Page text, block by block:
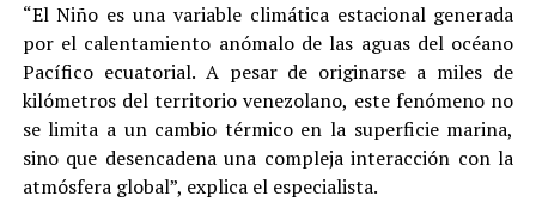
“El Niño es una variable climática estacional generada
por el calentamiento anómalo de las aguas del océano
Pacífico ecuatorial. A pesar de originarse a miles de
kilómetros del territorio venezolano, este fenómeno no
se limita a un cambio térmico en la superficie marina,
sino que desencadena una compleja interacción con la
atmósfera global”, explica el especialista.